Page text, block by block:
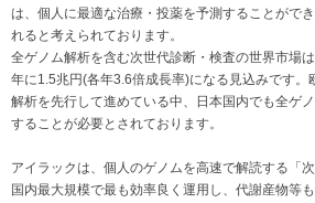
は、個人に最適な治療・投薬を予測することがで
れると考えられております。
全ゲノム解析を含む次世代診断・検査の世界市場
年に1.5兆円(各年3.6倍成長率)になる見込みです。
解析を先行して進めている中、日本国内でも全ゲ
することが必要とされております。
アイラックは、個人のゲノムを高速で解読する「
国内最大規模で最も効率良く運用し、代謝産物等